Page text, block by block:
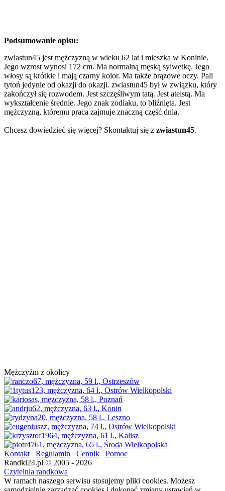
Podsumowanie opisu:
zwiastun45 jest mężczyzną w wieku 62 lat i mieszka w Koninie.
Jego wzrost wynosi 172 cm. Ma normalną męską sylwetkę. Jego
włosy są krótkie i mają czarny kolor. Ma także brązowe oczy. Pali
tytoń jedynie od okazji do okazji. zwiastun45 był w związku, który
zakończył się rozwodem. Jest szczęśliwym tatą. Jest ateistą. Ma
wykształcenie średnie. Jego znak zodiaku, to bliźnięta. Jest
mężczyzną, któremu praca zajmuje znaczną część dnia.
Chcesz dowiedzieć się więcej? Skontaktuj się z zwiastun45.
Mężczyźni z okolicy
Kontakt Regulamin Cennik
Pomoc
Randki24.pl © 2005 - 2026
Czytelnia randkowa
W ramach naszego serwisu stosujemy pliki cookies. Możesz